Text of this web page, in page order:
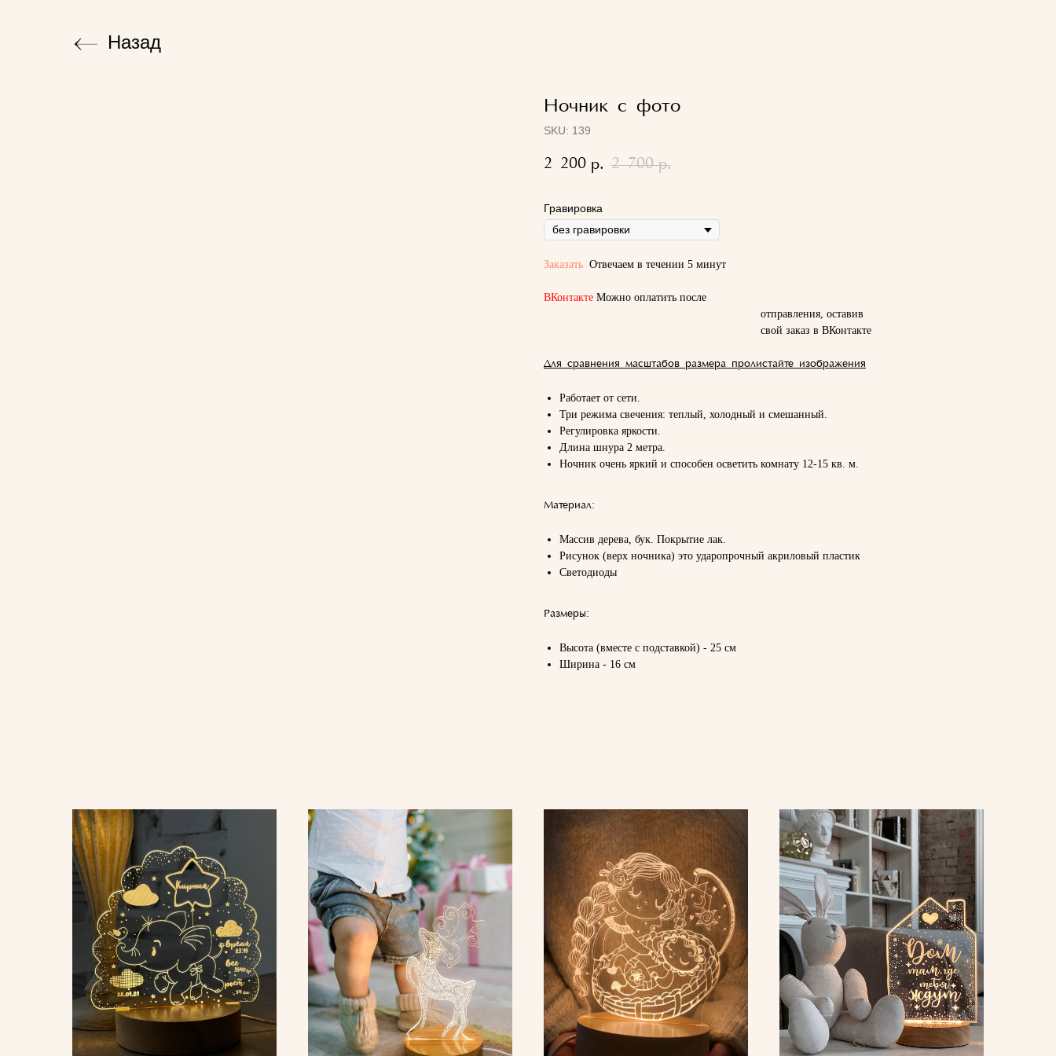
Назад
Ночник с фото
SKU: 139
2 200 р. 2 700 р.
Гравировка
Заказать Отвечаем в течении 5 минут
ВКонтакте Можно оплатить после
отправления, оставив
свой заказ в ВКонтакте
Для сравнения масштабов размера пролистайте изображения
Работает от сети.
Три режима свечения: теплый, холодный и смешанный.
Регулировка яркости.
Длина шнура 2 метра.
Ночник очень яркий и способен осветить комнату 12-15 кв. м.
Материал:
Массив дерева, бук. Покрытие лак.
Рисунок (верх ночника) это ударопрочный акриловый пластик
Светодиоды
Размеры:
Высота (вместе с подставкой) - 25 см
Ширина - 16 см